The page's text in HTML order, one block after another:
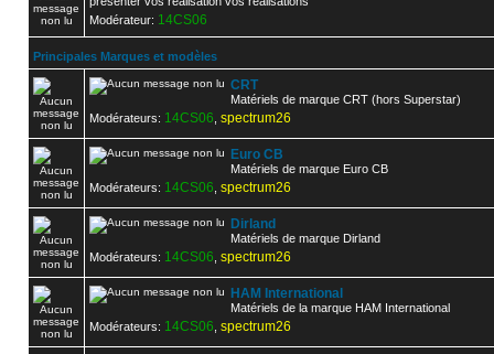
Modérateur: 14CS06
Principales Marques et modèles
CRT
Matériels de marque CRT (hors Superstar)
Modérateurs: 14CS06 spectrum26
Euro CB
Matériels de marque Euro CB
Modérateurs: 14CS06 spectrum26
Dirland
Matériels de marque Dirland
Modérateurs: 14CS06 spectrum26
HAM International
Matériels de la marque HAM International
Modérateurs: 14CS06 spectrum26